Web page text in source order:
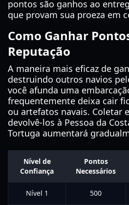
pontos são ganhos ao
que provam sua proeza em
Como Ganhar
Reputação
A maneira mais eficaz de
destruindo outros navios
você afunda uma
frequentemente deixa cair
ou artefatos navais. Coletar
devolvê-los à Pessoa da
Tortuga aumentará
Nível de
Confiança
Pontos
Necessários
Nível 1 500